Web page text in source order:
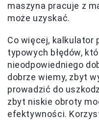
maszyna pracuje z
może uzyskać.
Co więcej, kalkulator
typowych błędów,
nieodpowiedniego
dobrze wiemy, zbyt
prowadzić do
zbyt niskie obroty
efektywności.